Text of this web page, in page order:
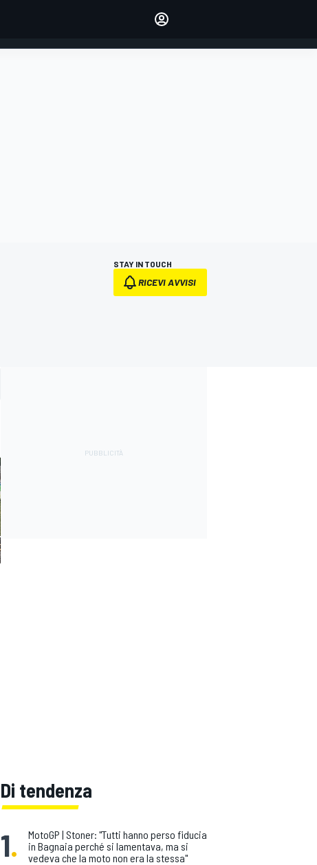
ACCEDI
STAY IN TOUCH
RICEVI AVVISI
Di tendenza
1.
MotoGP | Stoner: "Tutti hanno perso fiducia
in Bagnaia perché si lamentava, ma si
vedeva che la moto non era la stessa"